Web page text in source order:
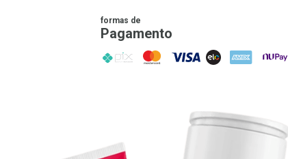
formas de
Pagamento
PIX MasterCard
VISA ELO AMEX NuPay